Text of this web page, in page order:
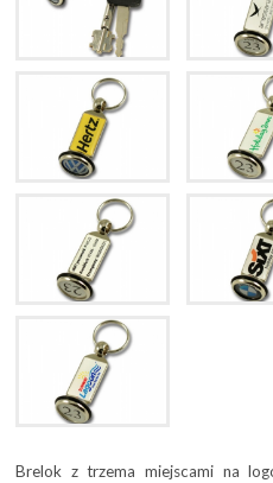
Brelok z trzema miejscami na